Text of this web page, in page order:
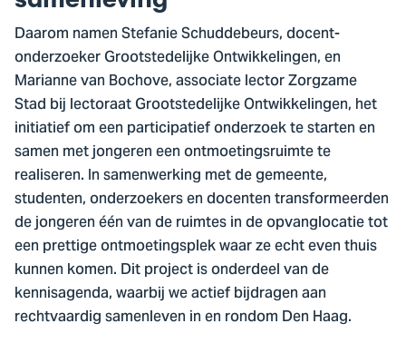
Daarom namen Stefanie Schuddebeurs, docent-
onderzoeker Grootstedelijke Ontwikkelingen, en
Marianne van Bochove, associate lector Zorgzame
Stad bij lectoraat Grootstedelijke Ontwikkelingen, het
initiatief om een participatief onderzoek te starten en
samen met jongeren een ontmoetingsruimte te
realiseren. In samenwerking met de gemeente,
studenten, onderzoekers en docenten transformeerden
de jongeren één van de ruimtes in de opvanglocatie tot
een prettige ontmoetingsplek waar ze echt even thuis
kunnen komen. Dit project is onderdeel van de
kennisagenda, waarbij we actief bijdragen aan
rechtvaardig samenleven in en rondom Den Haag.